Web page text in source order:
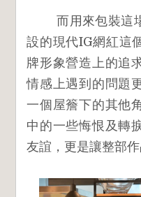
而用來包裝這
設的現代IG網紅這
牌形象營造上的追
情感上遇到的問題
一個屋簷下的其他
中的一些悔恨及轉
友誼，更是讓整部作